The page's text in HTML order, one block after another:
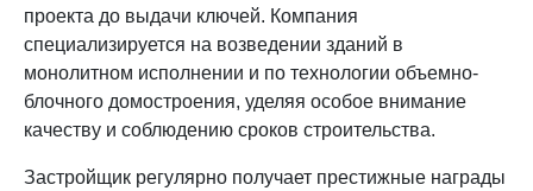
проекта до выдачи ключей. Компания
специализируется на возведении зданий в
монолитном исполнении и по технологии объемно-
блочного домостроения, уделяя особое внимание
качеству и соблюдению сроков строительства.
Застройщик регулярно получает престижные награды